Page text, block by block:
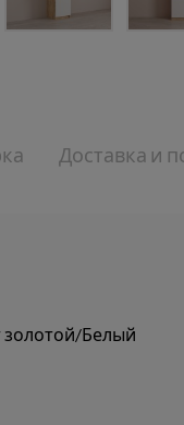
Доставка и
золотой/Белый